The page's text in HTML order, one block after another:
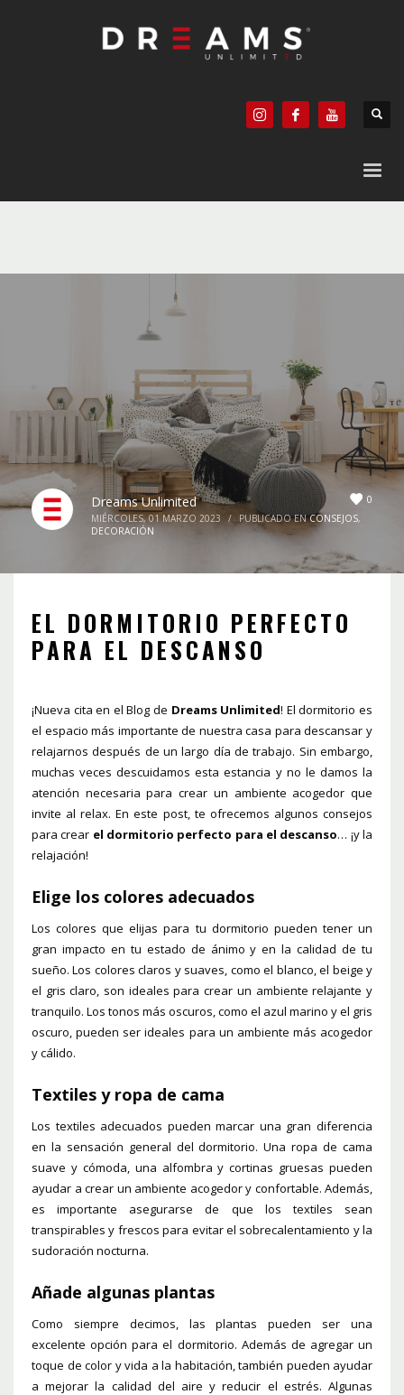
0
Dreams Unlimited
MIÉRCOLES, 01 MARZO 2023 / PUBLICADO ENCONSEJOS,
DECORACIÓN
EL DORMITORIO PERFECTO
PARA EL DESCANSO
¡Nueva cita en el Blog de Dreams Unlimited! El dormitorio es
el espacio más importante de nuestra casa para descansar y
relajarnos después de un largo día de trabajo. Sin embargo,
muchas veces descuidamos esta estancia y no le damos la
atención necesaria para crear un ambiente acogedor que
invite al relax. En este post, te ofrecemos algunos consejos
para crear el dormitorio perfecto para el descanso… ¡y la
relajación!
Elige los colores adecuados
Los colores que elijas para tu dormitorio pueden tener un
gran impacto en tu estado de ánimo y en la calidad de tu
sueño. Los colores claros y suaves, como el blanco, el beige y
el gris claro, son ideales para crear un ambiente relajante y
tranquilo. Los tonos más oscuros, como el azul marino y el gris
oscuro, pueden ser ideales para un ambiente más acogedor
y cálido.
Textiles y ropa de cama
Los textiles adecuados pueden marcar una gran diferencia
en la sensación general del dormitorio. Una ropa de cama
suave y cómoda, una alfombra y cortinas gruesas pueden
ayudar a crear un ambiente acogedor y confortable. Además,
es importante asegurarse de que los textiles sean
transpirables y frescos para evitar el sobrecalentamiento y la
sudoración nocturna.
Añade algunas plantas
Como siempre decimos, las plantas pueden ser una
excelente opción para el dormitorio. Además de agregar un
toque de color y vida a la habitación, también pueden ayudar
a mejorar la calidad del aire y reducir el estrés. Algunas